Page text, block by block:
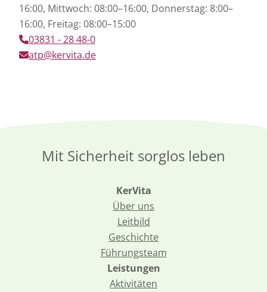
16:00, Mittwoch: 08:00–16:00, Donnerstag: 8:00–
16:00, Freitag: 08:00–15:00
03831 - 28 48-0
atp@kervita.de
Mit Sicherheit sorglos leben
KerVita
Über uns
Leitbild
Geschichte
Führungsteam
Leistungen
Aktivitäten